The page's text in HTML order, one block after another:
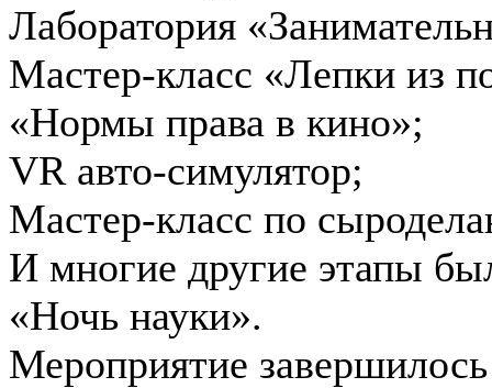
Лаборатория
Мастер-класс «Лепки из
«Нормы права в кино»;
VR авто-симулятор;
Мастер-класс по
И многие другие этапы
«Ночь науки».
Мероприятие